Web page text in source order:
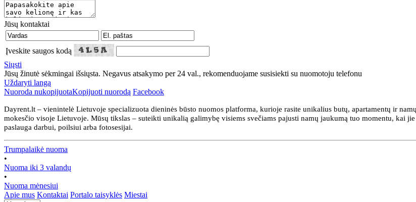
Jūsų kontaktai
Įveskite saugos kodą
Siųsti
Jūsų žinutė sėkmingai išsiųsta. Negavus atsakymo per 24 val., rekomenduojame susisiekti su nuomotoju telefonu
Uždaryti langą
Nuoroda nukopijuotaKopijuoti nuorodą Facebook
Dayrent.lt – vienintelė Lietuvoje specializuota dieninės būsto nuomos platforma, kurioje rasite unikalius butų, apartamentų ir
mokesčio visoje Lietuvoje. Mūsų tikslas – suteikti unikalią galimybę visiems svečiams pajusti namų jaukumą tuo momentu, kai
paslauga darbui, poilsiui arba fotosesijai.
Trumpalaikė nuoma
•
Nuoma iki 3 valandų
•
Nuoma mėnesiui
Apie mus Kontaktai Portalo taisyklės Miestai